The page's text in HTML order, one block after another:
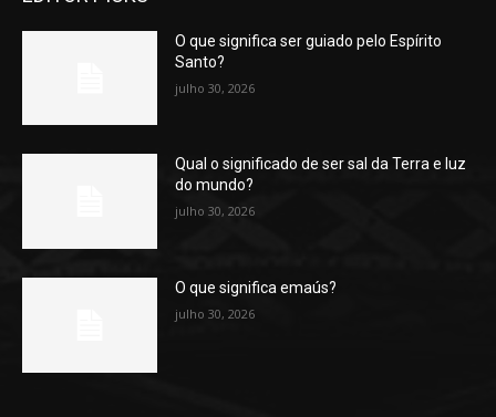
O que significa ser guiado pelo Espírito
Santo?
julho 30, 2026
Qual o significado de ser sal da Terra e luz
do mundo?
julho 30, 2026
O que significa emaús?
julho 30, 2026